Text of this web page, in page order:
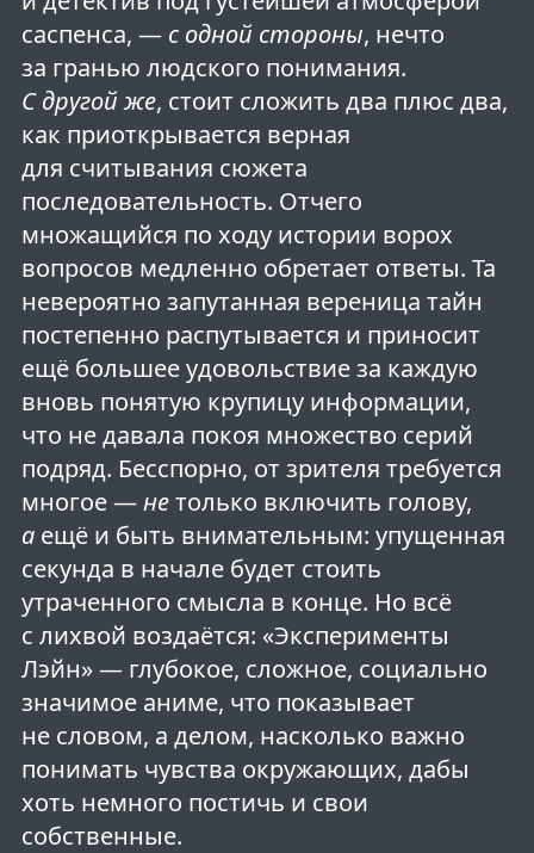
саспенса, — с одной стороны, нечто
за гранью людского понимания.
С другой же, стоит сложить два плюс два,
как приоткрывается верная
для считывания сюжета
последовательность. Отчего
множащийся по ходу истории ворох
вопросов медленно обретает ответы. Та
невероятно запутанная вереница тайн
постепенно распутывается и приносит
ещё большее удовольствие за каждую
вновь понятую крупицу информации,
что не давала покоя множество серий
подряд. Бесспорно, от зрителя требуется
многое —нетолько включить голову,
аещё и быть внимательным: упущенная
секунда в начале будет стоить
утраченного смысла в конце. Но всё
с лихвой воздаётся: «Эксперименты
Лэйн» — глубокое, сложное, социально
значимое аниме, что показывает
не словом, а делом, насколько важно
понимать чувства окружающих, дабы
хоть немного постичь и свои
собственные.